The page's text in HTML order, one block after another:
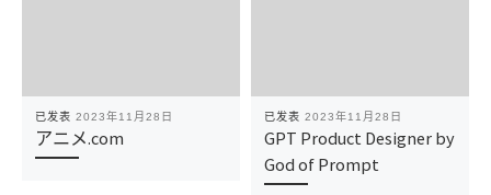
已发表 2023年11月28日
アニメ.com
已发表 2023年11月28日
GPT Product Designer by
God of Prompt